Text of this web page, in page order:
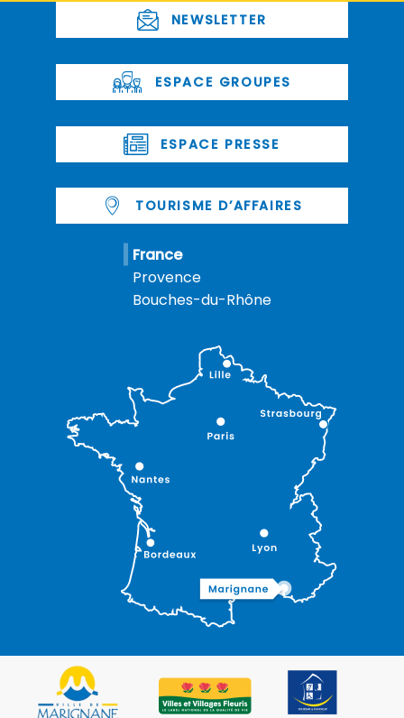
NEWSLETTER
ESPACE GROUPES
ESPACE PRESSE
TOURISME D’AFFAIRES
France
Provence
Bouches-du-Rhône